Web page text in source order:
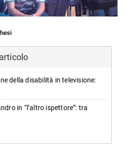
della disabilità in televisione:
in “l’altro ispettore”: tra
interpretato da cesare